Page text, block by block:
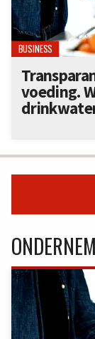
BUSINESS
voeding.